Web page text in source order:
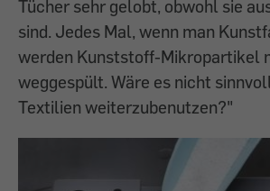
Tücher sehr gelobt, obwohl sie
sind. Jedes Mal, wenn man
werden Kunststoff-Mikropartikel
weggespült. Wäre es nicht
Textilien weiterzubenutzen?"